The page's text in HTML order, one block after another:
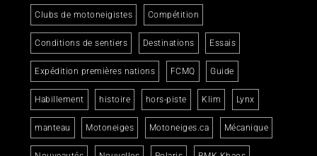
Clubs de motoneigistes Compétition
Conditions de sentiers Destinations Essais
Expédition premières nations FCMQ Guide
Habillement histoire hors-piste Klim Lynx
manteau Motoneiges Motoneiges.ca Mécanique